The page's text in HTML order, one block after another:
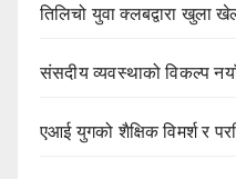
तिलिचो युवा क्लबद्वारा खुला
संसदीय व्यवस्थाको विकल्प
एआई युगको शैक्षिक विमर्श र